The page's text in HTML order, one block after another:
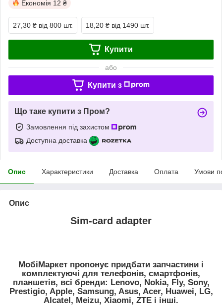
Економія 12 ₴
27,30 ₴ від 800 шт. 18,20 ₴ від 1490 шт.
Купити
або
Купити з
Що таке купити з Пром?
Замовлення під захистом
Доступна доставка
Опис Характеристики Доставка Оплата Умови
Опис
Sim-card adapter
МобіМаркет пропонує придбати запчастини і
комплектуючі для телефонів, смартфонів,
планшетів, всі бренди: Lenovo, Nokia, Fly, Sony,
Prestigio, Apple, Samsung, Asus, Acer, Huawei, LG,
Alcatel, Meizu, Xiaomi, ZTE і інші.